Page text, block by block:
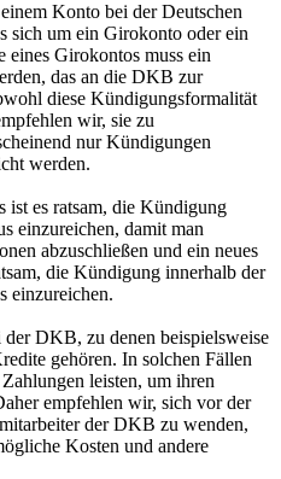
Konto bei der Deutschen
sich um ein Girokonto oder ein
eines Girokontos muss ein
das an die DKB zur
diese Kündigungsformalität
wir, sie zu
nur Kündigungen
werden.
es ratsam, die Kündigung
einzureichen, damit man
abzuschließen und ein neues
die Kündigung innerhalb der
einzureichen.
DKB, zu denen beispielsweise
gehören. In solchen Fällen
leisten, um ihren
empfehlen wir, sich vor der
der DKB zu wenden,
Kosten und andere